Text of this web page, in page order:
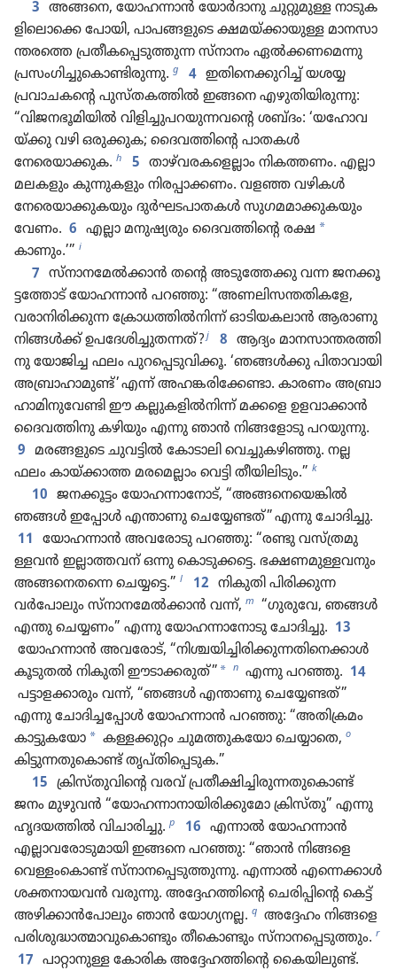
3 അങ്ങനെ, യോഹ​ന്നാൻ യോർദാ​നു ചുറ്റു​മുള്ള നാടു​ക​
ളി​ലൊ​ക്കെ പോയി, പാപങ്ങ​ളു​ടെ ക്ഷമയ്‌ക്കാ​യുള്ള മാനസാ​
ന്ത​രത്തെ പ്രതീ​ക​പ്പെ​ടു​ത്തുന്ന സ്‌നാനം ഏൽക്കണ​മെന്നു
പ്രസം​ഗി​ച്ചു​കൊ​ണ്ടി​രു​ന്നു. g 4 ഇതി​നെ​ക്കു​റിച്ച്‌ യശയ്യ
പ്രവാചകന്റെ പുസ്‌ത​ക​ത്തിൽ ഇങ്ങനെ എഴുതി​യി​രു​ന്നു:
“വിജന​ഭൂ​മി​യിൽ വിളിച്ചുപറയുന്നവന്റെ ശബ്ദം: ‘യഹോ​വ​
യ്‌ക്കു വഴി ഒരുക്കുക; ദൈവത്തിന്റെ പാതകൾ
നേരെയാക്കുക. h 5 താഴ്‌വ​ര​ക​ളെ​ല്ലാം നികത്തണം. എല്ലാ
മലകളും കുന്നു​ക​ളും നിരപ്പാ​ക്കണം. വളഞ്ഞ വഴികൾ
നേരെ​യാ​ക്കു​ക​യും ദുർഘ​ട​പാ​തകൾ സുഗമ​മാ​ക്കു​ക​യും
വേണം. 6 എല്ലാ മനുഷ്യ​രും ദൈവത്തിന്റെ രക്ഷ *
കാണും.’” i
7 സ്‌നാ​ന​മേൽക്കാൻ തന്റെ അടു​ത്തേക്കു വന്ന ജനക്കൂ​
ട്ട​ത്തോട്‌ യോഹ​ന്നാൻ പറഞ്ഞു: “അണലി​സ​ന്ത​തി​കളേ,
വരാനി​രി​ക്കുന്ന ക്രോ​ധ​ത്തിൽനിന്ന്‌ ഓടി​യ​ക​ലാൻ ആരാണു
നിങ്ങൾക്ക്‌ ഉപദേ​ശി​ച്ചു​ത​ന്നത്‌? j 8 ആദ്യം മാനസാ​ന്ത​ര​ത്തി​
നു യോജിച്ച ഫലം പുറ​പ്പെ​ടു​വി​ക്കൂ. ‘ഞങ്ങൾക്കു പിതാ​വാ​യി
അബ്രാ​ഹാ​മുണ്ട്‌’ എന്ന്‌ അഹങ്കരി​ക്കേണ്ടാ. കാരണം അബ്രാ​
ഹാ​മി​നു​വേണ്ടി ഈ കല്ലുക​ളിൽനിന്ന്‌ മക്കളെ ഉളവാ​ക്കാൻ
ദൈവ​ത്തി​നു കഴിയും എന്നു ഞാൻ നിങ്ങ​ളോ​ടു പറയുന്നു.
9 മരങ്ങളു​ടെ ചുവട്ടിൽ കോടാ​ലി വെച്ചു​ക​ഴി​ഞ്ഞു. നല്ല
ഫലം കായ്‌ക്കാത്ത മരമെ​ല്ലാം വെട്ടി തീയി​ലി​ടും.” k
10 ജനക്കൂട്ടം യോഹ​ന്നാ​നോട്‌, “അങ്ങനെ​യെ​ങ്കിൽ
ഞങ്ങൾ ഇപ്പോൾ എന്താണു ചെയ്യേ​ണ്ടത്‌” എന്നു ചോദി​ച്ചു.
11 യോഹ​ന്നാൻ അവരോ​ടു പറഞ്ഞു: “രണ്ടു വസ്‌ത്ര​മു​
ള്ളവൻ ഇല്ലാത്ത​വന്‌ ഒന്നു കൊടു​ക്കട്ടെ. ഭക്ഷണമു​ള്ള​വ​നും
അങ്ങനെ​തന്നെ ചെയ്യട്ടെ.” l 12 നികുതി പിരി​ക്കു​ന്ന​
വർപോ​ലും സ്‌നാ​ന​മേൽക്കാൻ വന്ന്‌, m
“ഗുരുവേ, ഞങ്ങൾ
എന്തു ചെയ്യണം” എന്നു യോഹ​ന്നാ​നോ​ടു ചോദി​ച്ചു. 13
യോഹ​ന്നാൻ അവരോട്‌, “നിശ്ചയി​ച്ചി​രി​ക്കു​ന്ന​തി​നെ​ക്കാൾ
കൂടുതൽ നികുതി ഈടാ​ക്ക​രുത്‌” * n എന്നു പറഞ്ഞു. 14
പട്ടാള​ക്കാ​രും വന്ന്‌, “ഞങ്ങൾ എന്താണു ചെയ്യേ​ണ്ടത്‌”
എന്നു ചോദി​ച്ച​പ്പോൾ യോഹ​ന്നാൻ പറഞ്ഞു: “അതി​ക്രമം
കാട്ടുകയോ * കള്ളക്കുറ്റം ചുമത്തു​ക​യോ ചെയ്യാതെ, o
കിട്ടു​ന്ന​തു​കൊണ്ട്‌ തൃപ്‌തിപ്പെടുക.”
15 ക്രിസ്‌തുവിന്റെ വരവ്‌ പ്രതീ​ക്ഷി​ച്ചി​രു​ന്ന​തു​കൊണ്ട്‌
ജനം മുഴുവൻ “യോഹ​ന്നാ​നാ​യി​രി​ക്കു​മോ ക്രിസ്‌തു” എന്നു
ഹൃദയ​ത്തിൽ വിചാ​രി​ച്ചു. p 16 എന്നാൽ യോഹ​ന്നാൻ
എല്ലാവ​രോ​ടു​മാ​യി ഇങ്ങനെ പറഞ്ഞു: “ഞാൻ നിങ്ങളെ
വെള്ളം​കൊണ്ട്‌ സ്‌നാ​ന​പ്പെ​ടു​ത്തു​ന്നു. എന്നാൽ എന്നെക്കാൾ
ശക്തനാ​യവൻ വരുന്നു. അദ്ദേഹത്തിന്റെ ചെരിപ്പിന്റെ കെട്ട്‌
അഴിക്കാൻപോ​ലും ഞാൻ യോഗ്യ​നല്ല. q അദ്ദേഹം നിങ്ങളെ
പരിശു​ദ്ധാ​ത്മാ​വു​കൊ​ണ്ടും തീകൊ​ണ്ടും സ്‌നാ​ന​പ്പെ​ടു​ത്തും. r
17 പാറ്റാ​നുള്ള കോരിക അദ്ദേഹത്തിന്റെ കൈയി​ലുണ്ട്‌.